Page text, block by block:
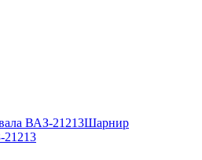
ВАЗ-21213Шарнир
21213